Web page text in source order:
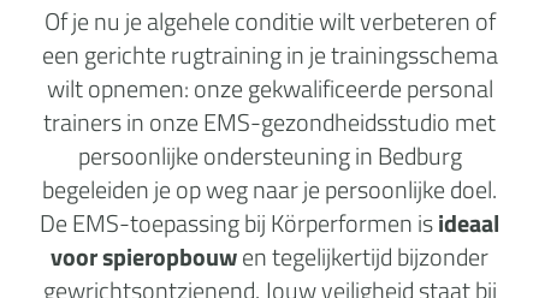
Of je nu je algehele conditie wilt verbeteren of
een gerichte rugtraining in je trainingsschema
wilt opnemen: onze gekwalificeerde personal
trainers in onze EMS-gezondheidsstudio met
persoonlijke ondersteuning in Bedburg
begeleiden je op weg naar je persoonlijke doel.
De EMS-toepassing bij Körperformen isideaal
voor spieropbouwen tegelijkertijd bijzonder
gewrichtsontzienend. Jouw veiligheid staat bij